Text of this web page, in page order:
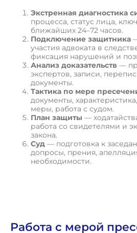
Экстренная диагностика
процесса, статус лица,
ближайших 24–72 часов.
Подключение защитника
участия адвоката в
фиксация нарушений и
Анализ доказательств —
экспертов, записи,
документы.
Тактика по мере
документы,
меры, работа с судом.
План защиты —
работа со свидетелями и
закона.
Суд — подготовка к
допросы, прения,
необходимости.
Работа с мерой